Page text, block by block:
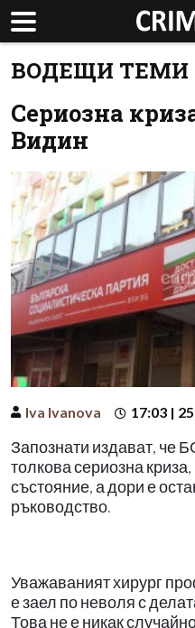
ВОДЕЩИ ТЕМИ
Сериозна
Видин
Iva Ivanova 17:03 |
Запознати издават, че
толкова сериозна
състояние, а дори е
ръководство.
Уважаваният хирург
е заел по неволя с
Това не е никак